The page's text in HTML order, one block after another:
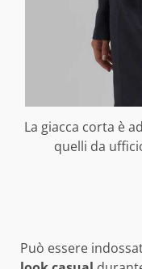
La giacca corta è
quelli da
Può essere